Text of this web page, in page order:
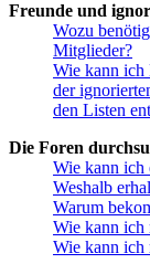
Freunde und
Wozu
Mitglieder?
Wie kann ich
der
den Listen
Die Foren
Wie kann ich
Weshalb
Warum
Wie kann ich
Wie kann ich